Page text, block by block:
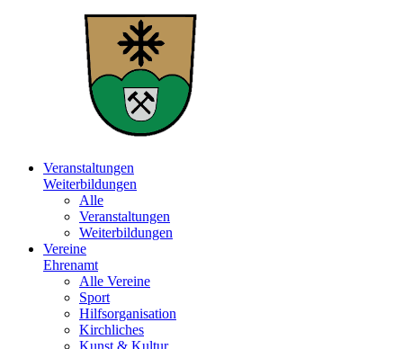
Veranstaltungen
Weiterbildungen
Alle
Veranstaltungen
Weiterbildungen
Vereine
Ehrenamt
Alle Vereine
Sport
Hilfsorganisation
Kirchliches
Kunst & Kultur